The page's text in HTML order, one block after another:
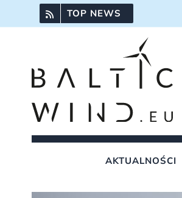
do
TOP NEWS
AKTUALNOŚCI